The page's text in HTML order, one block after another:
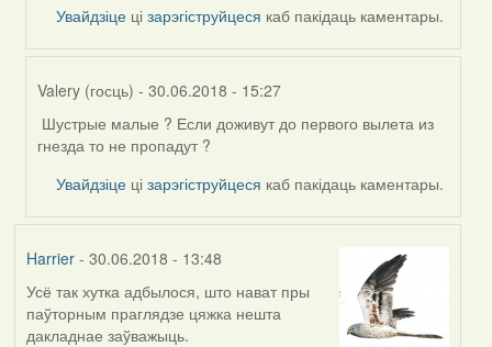
Увайдзіце цізарэгіструйцеся каб пакідаць каментары.
Valery (госць) - 30.06.2018 - 15:27
In
reply
Могилев
Шустрые малые ? Если доживут до первого вылета из
гнезда то не пропадут ?
Увайдзіце цізарэгіструйцеся каб пакідаць каментары.
Harrier- 30.06.2018 - 13:48
Усё так хутка адбылося, што нават пры
паўторным праглядзе цяжка нешта
дакладнае заўважыць.